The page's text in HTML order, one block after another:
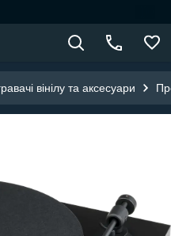
вінілу та аксесуари